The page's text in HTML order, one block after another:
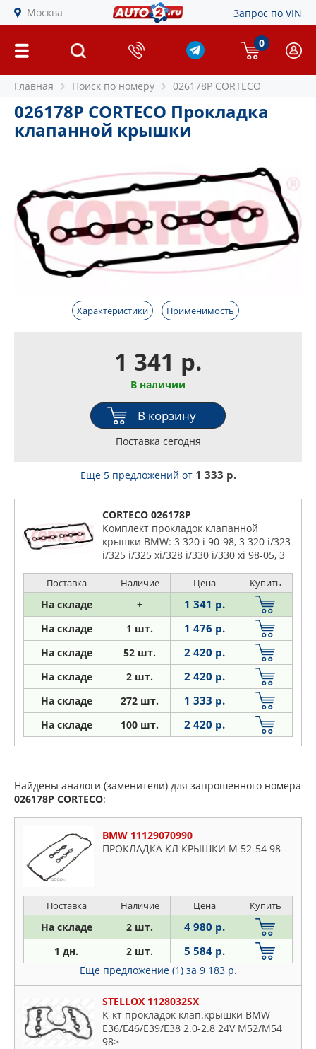
Москва Запрос по VIN
0
Главная Поиск по номеру 026178P CORTECO
026178P CORTECO Прокладка
клапанной крышки
Характеристики Применимость
1 341 р.
В наличии
В корзину
Поставка сегодня
Еще 5 предложений от 1 333 р.
CORTECO 026178P
Комплект прокладок клапанной
крышки BMW: 3 320 i 90-98, 3 320 i/323
i/325 i/325 xi/328 i/330 i/330 xi 98-05, 3
01-05, 3 Touring 320 i 95-99
Поставка Наличие Цена Купить
На складе + 1 341 р.
На складе 1 шт. 1 476 р.
На складе 52 шт. 2 420 р.
На складе 2 шт. 2 420 р.
На складе 272 шт. 1 333 р.
На складе 100 шт. 2 420 р.
Найдены аналоги (заменители) для запрошенного номера
026178P CORTECO:
BMW 11129070990
ПРОКЛАДКА КЛ КРЫШКИ M 52-54 98---
Поставка Наличие Цена Купить
На складе 2 шт. 4 980 р.
1 дн. 2 шт. 5 584 р.
Еще предложение (1) за 9 183 р.
STELLOX 1128032SX
К-кт прокладок клап.крышки BMW
E36/E46/E39/E38 2.0-2.8 24V M52/M54
98>